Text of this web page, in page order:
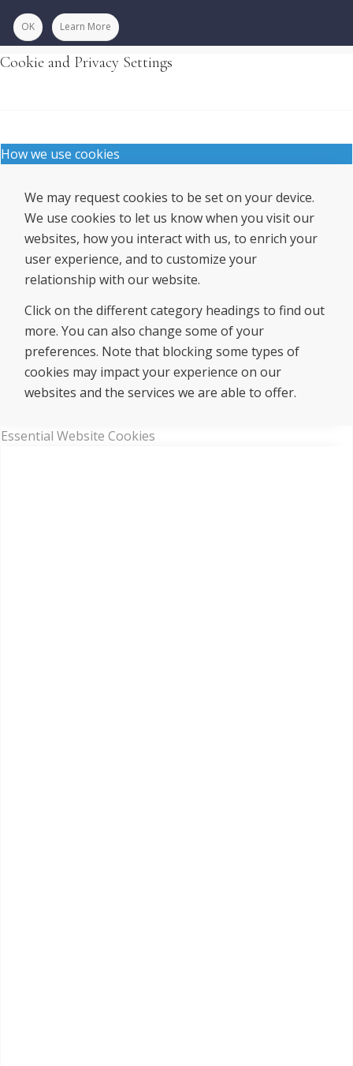
OK Learn More
Cookie and Privacy Settings
How we use cookies
We may request cookies to be set on your device.
We use cookies to let us know when you visit our
websites, how you interact with us, to enrich your
user experience, and to customize your
relationship with our website.
Click on the different category headings to find out
more. You can also change some of your
preferences. Note that blocking some types of
cookies may impact your experience on our
websites and the services we are able to offer.
Essential Website Cookies